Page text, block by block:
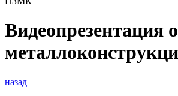
Видеопрезентация
назад